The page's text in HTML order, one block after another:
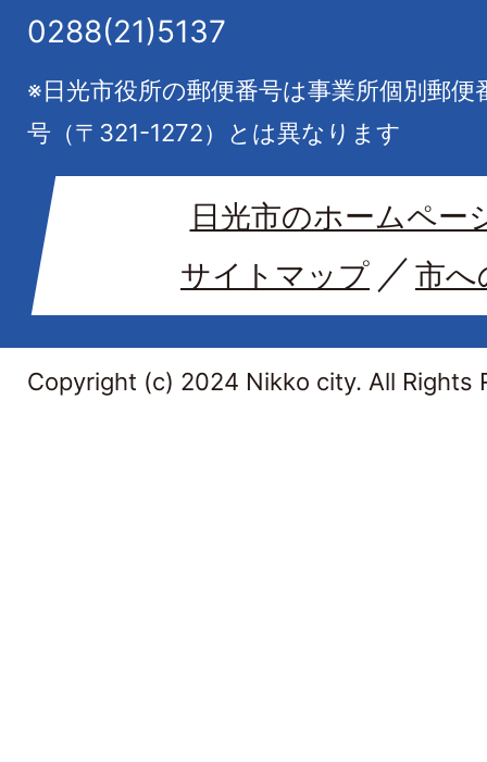
0288(21)5137
※日光市役所の郵便番号は事業所個別郵
号（〒321-1272）とは異なります
日光市のホームペー
サイトマップ
市へ
Copyright (c) 2024 Nikko city. All Rights